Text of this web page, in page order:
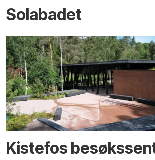
Solabadet
Kistefos